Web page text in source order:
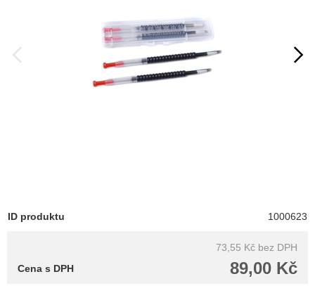
ID produktu 1000623
73,55 Kč bez DPH
89,00 Kč
Cena s DPH